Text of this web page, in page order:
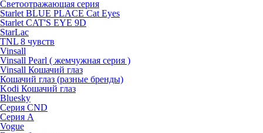
Светоотражающая серия
Starlet BLUE PLACE Cat Eyes
Starlet CAT'S EYE 9D
StarLac
TNL 8 чувств
Vinsall
Vinsall Pearl ( жемчужная серия )
Vinsall Кошачий глаз
Кошачий глаз (разные бренды)
Kodi Кошачий глаз
Bluesky
Серия CND
Серия А
Vogue